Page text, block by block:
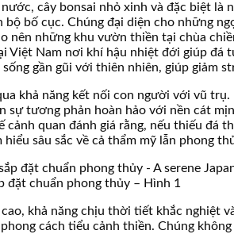
cây bonsai nhỏ xinh và đặc biệt
bố cục. Chúng đại diện cho những
nên những khu vườn thiền tại chùa
Việt Nam nơi khí hậu nhiệt đới giúp
gần gũi với thiên nhiên, giúp giảm
khả năng kết nối con người với vũ
tương phản hoàn hảo với nền cát
quan đánh giá rằng, nếu thiếu
sâu sắc về cả thẩm mỹ lẫn phong
đặt chuẩn phong thủy – Hình 1
khả năng chịu thời tiết khắc nghiệt
cách tiểu cảnh thiền. Chúng